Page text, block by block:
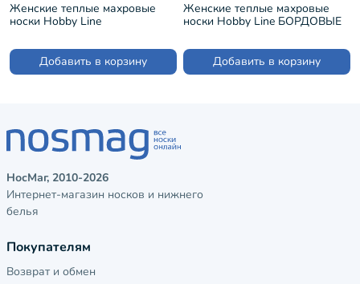
Женские теплые махровые
носки Hobby Line
Добавить в корзину
Женские теплые махровые
носки Hobby Line БОРДОВЫЕ
Добавить в корзину
НосМаг, 2010-2026
Интернет-магазин носков и нижнего
белья
Покупателям
Возврат и обмен